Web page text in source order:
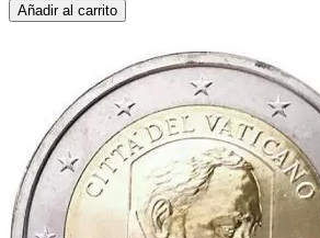
Añadir al carrito